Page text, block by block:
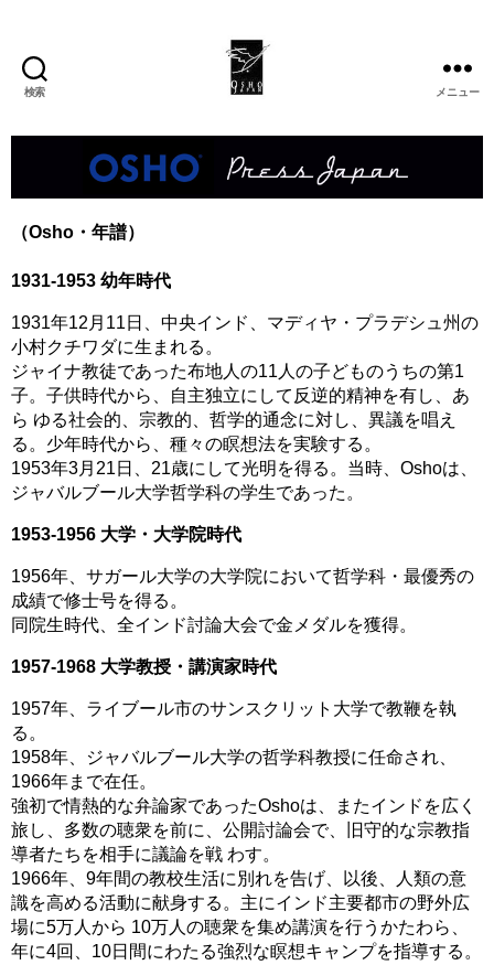
検索
JAPAN
メニュー
（Osho・年譜）
1931-1953 幼年時代
1931年12月11日、中央インド、マディヤ・プラデシュ州の
小村クチワダに生まれる。
ジャイナ教徒であった布地人の11人の子どものうちの第1
子。子供時代から、自主独立にして反逆的精神を有し、あ
ら ゆる社会的、宗教的、哲学的通念に対し、異議を唱え
る。少年時代から、種々の瞑想法を実験する。
1953年3月21日、21歳にして光明を得る。当時、Oshoは、
ジャバルブール大学哲学科の学生であった。
1953-1956 大学・大学院時代
1956年、サガール大学の大学院において哲学科・最優秀の
成績で修士号を得る。
同院生時代、全インド討論大会で金メダルを獲得。
1957-1968 大学教授・講演家時代
1957年、ライブール市のサンスクリット大学で教鞭を執
る。
1958年、ジャバルブール大学の哲学科教授に任命され、
1966年まで在任。
強初で情熱的な弁論家であったOshoは、またインドを広く
旅し、多数の聴衆を前に、公開討論会で、旧守的な宗教指
導者たちを相手に議論を戦 わす。
1966年、9年間の教校生活に別れを告げ、以後、人類の意
識を高める活動に献身する。主にインド主要都市の野外広
場に5万人から 10万人の聴衆を集め講演を行うかたわら、
年に4回、10日間にわたる強烈な瞑想キャンプを指導する。